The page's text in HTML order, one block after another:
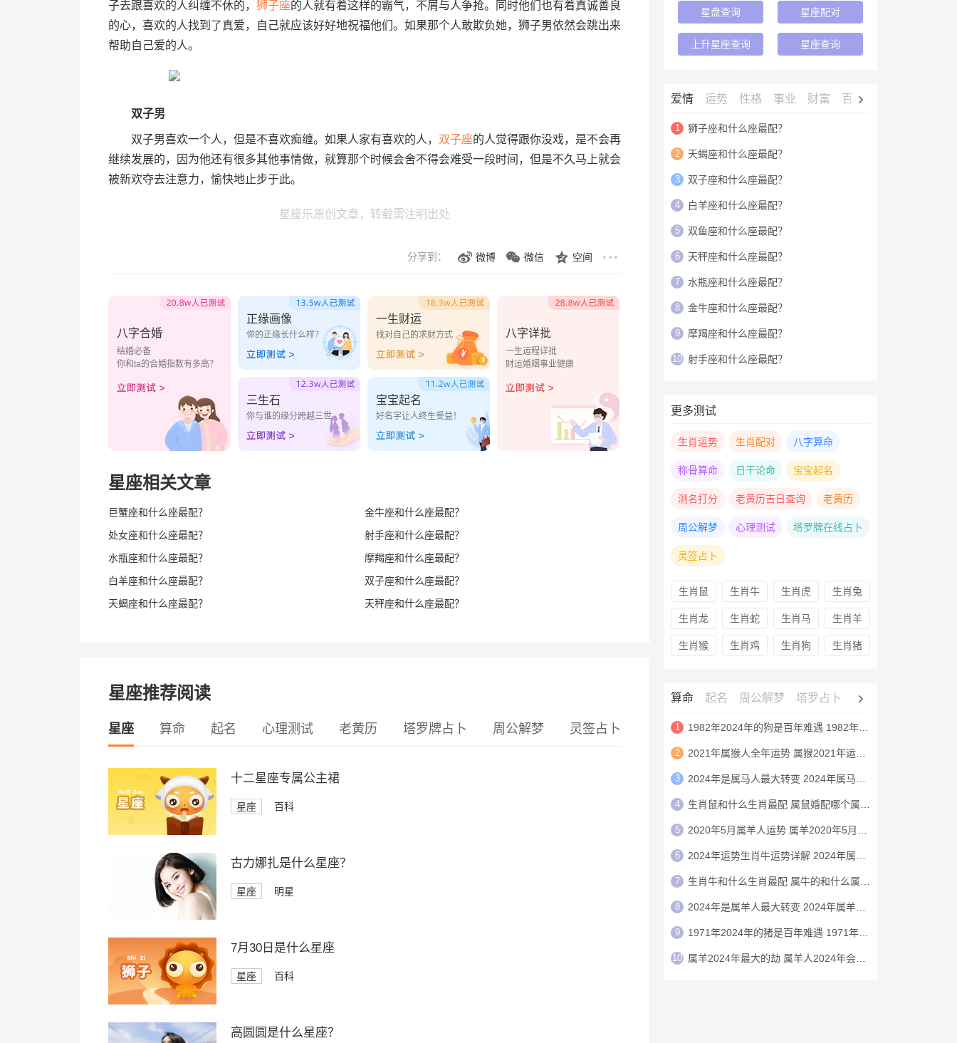
子去跟喜欢的人纠缠不休的， 狮子座的人就有着这样的霸气，不屑与人争抢。同时他们也有着真诚善良
的心，喜欢的人找到了真爱，自己就应该好好地祝福他们。如果那个人敢欺负她，狮子男依然会跳出来
帮助自己爱的人。
双子男
双子男喜欢一个人，但是不喜欢痴缠。如果人家有喜欢的人， 双子座的人觉得跟你没戏，是不会再
继续发展的，因为他还有很多其他事情做，就算那个时候会舍不得会难受一段时间，但是不久马上就会
被新欢夺去注意力，愉快地止步于此。
星座乐原创文章，转载需注明出处
分享到： 微博 微信 空间
八字合婚
结婚必备
你和ta的合婚指数有多高？
正缘画像
你的正缘长什么样？
一生财运
找对自己的求财方式
三生石
你与谁的缘分跨越三世
宝宝起名
好名字让人终生受益！
八字详批
一生运程详批
财运婚姻事业健康
星座相关文章
巨蟹座和什么座最配？
金牛座和什么座最配？
处女座和什么座最配？
射手座和什么座最配？
水瓶座和什么座最配？
摩羯座和什么座最配？
白羊座和什么座最配？
双子座和什么座最配？
天蝎座和什么座最配？
天秤座和什么座最配？
星座推荐阅读
星座 算命 起名 心理测试 老黄历 塔罗牌占卜 周公解梦 灵签占卜
十二星座专属公主裙
星座 百科
古力娜扎是什么星座？
星座 明星
7月30日是什么星座
星座 百科
高圆圆是什么星座？
星盘查询 星座配对
上升星座查询 星座查询
爱情 运势 性格 事业 财富 百科
1 狮子座和什么座最配？
2 天蝎座和什么座最配？
3 双子座和什么座最配？
4 白羊座和什么座最配？
5 双鱼座和什么座最配？
6 天秤座和什么座最配？
7 水瓶座和什么座最配？
8 金牛座和什么座最配？
9 摩羯座和什么座最配？
10 射手座和什么座最配？
更多测试
生肖运势 生肖配对 八字算命
称骨算命 日干论命 宝宝起名
测名打分 老黄历吉日查询 老黄历
周公解梦 心理测试 塔罗牌在线占卜
灵签占卜
生肖鼠 生肖牛 生肖虎 生肖兔
生肖龙 生肖蛇 生肖马 生肖羊
生肖猴 生肖鸡 生肖狗 生肖猪
算命 起名 周公解梦 塔罗占卜 心理测试
1 1982年2024年的狗是百年难遇 1982年的狗在2024年怎么样
2 2021年属猴人全年运势 属猴2021年运势及运程
3 2024年是属马人最大转变 2024年属马人的全年运势
4 生肖鼠和什么生肖最配 属鼠婚配哪个属相最好
5 2020年5月属羊人运势 属羊2020年5月运程
6 2024年运势生肖牛运势详解 2024年属牛人的全年运势详解
7 生肖牛和什么生肖最配 属牛的和什么属相最配
8 2024年是属羊人最大转变 2024年属羊人的全年运势
9 1971年2024年的猪是百年难遇 1971年2024年属猪人运势
10 属羊2024年最大的劫 属羊人2024年会有什么灾